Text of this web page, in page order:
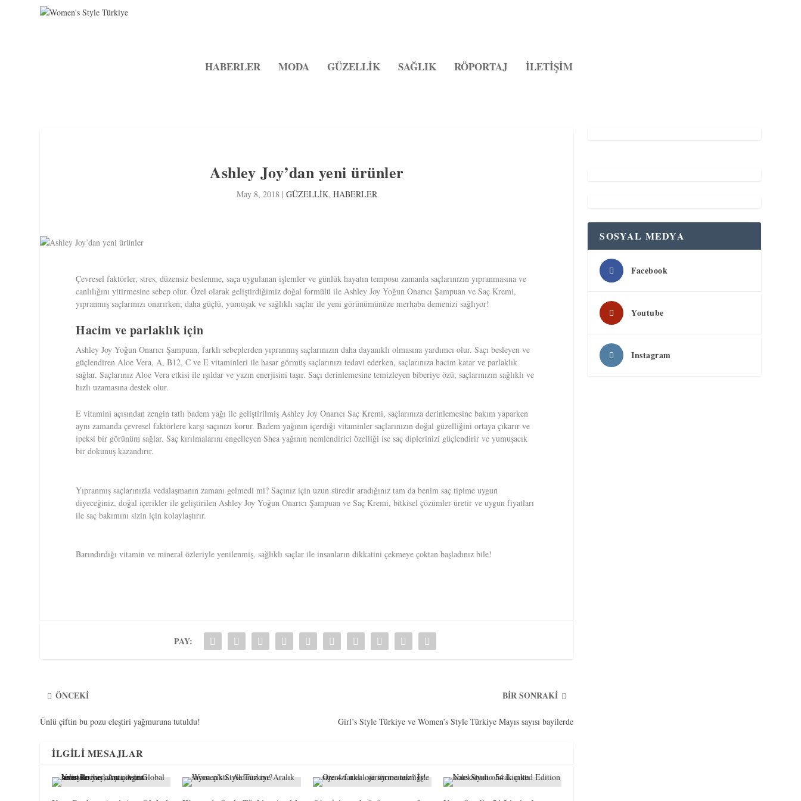
HABERLER MODA GÜZELLİK SAĞLIK RÖPORTAJ İLETİŞİM
Ashley Joy’dan yeni ürünler
May 8, 2018| GÜZELLİK, HABERLER
Çevresel faktörler, stres, düzensiz beslenme, saça uygulanan işlemler ve günlük hayatın temposu zamanla saçlarınızın yıpranmasına ve
canlılığını yitirmesine sebep olur. Özel olarak geliştirdiğimiz doğal formülü ile Ashley Joy Yoğun Onarıcı Şampuan ve Saç Kremi,
yıpranmış saçlarınızı onarırken; daha güçlü, yumuşak ve sağlıklı saçlar ile yeni görünümünüze merhaba demenizi sağlıyor!
Hacim ve parlaklık için
Ashley Joy Yoğun Onarıcı Şampuan, farklı sebeplerden yıpranmış saçlarınızın daha dayanıklı olmasına yardımcı olur. Saçı besleyen ve
güçlendiren Aloe Vera, A, B12, C ve E vitaminleri ile hasar görmüş saçlarınızı tedavi ederken, saçlarınıza hacim katar ve parlaklık
sağlar. Saçlarınız Aloe Vera etkisi ile ışıldar ve yazın enerjisini taşır. Saçı derinlemesine temizleyen biberiye özü, saçlarınızın sağlıklı ve
hızlı uzamasına destek olur.
E vitamini açısından zengin tatlı badem yağı ile geliştirilmiş Ashley Joy Onarıcı Saç Kremi, saçlarınıza derinlemesine bakım yaparken
aynı zamanda çevresel faktörlere karşı saçınızı korur. Badem yağının içerdiği vitaminler saçlarınızın doğal güzelliğini ortaya çıkarır ve
ipeksi bir görünüm sağlar. Saç kırılmalarını engelleyen Shea yağının nemlendirici özelliği ise saç diplerinizi güçlendirir ve yumuşacık
bir dokunuş kazandırır.
Yıpranmış saçlarınızla vedalaşmanın zamanı gelmedi mi? Saçınız için uzun süredir aradığınız tam da benim saç tipime uygun
diyeceğiniz, doğal içerikler ile geliştirilen Ashley Joy Yoğun Onarıcı Şampuan ve Saç Kremi, bitkisel çözümler üretir ve uygun fiyatları
ile saç bakımını sizin için kolaylaştırır.
Barındırdığı vitamin ve mineral özleriyle yenilenmiş, sağlıklı saçlar ile insanların dikkatini çekmeye çoktan başladınız bile!
PAY:
ÖNCEKI
Ünlü çiftin bu pozu eleştiri yağmuruna tutuldu!
BIR SONRAKI
Girl’s Style Türkiye ve Women’s Style Türkiye Mayıs sayısı bayilerde
İLGILI MESAJLAR
SOSYAL MEDYA
Facebook
Youtube
Instagram